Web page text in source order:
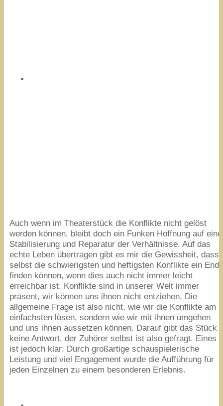
Auch wenn im Theaterstück die Konflikte nicht gelöst
werden können, bleibt doch ein Funken Hoffnung auf eine
Stabilisierung und Reparatur der Verhältnisse. Auf das
echte Leben übertragen gibt es mir die Gewissheit, dass
selbst die schwierigsten und heftigsten Konflikte ein
finden können, wenn dies auch nicht immer leicht
erreichbar ist. Konflikte sind in unserer Welt immer
präsent, wir können uns ihnen nicht entziehen. Die
allgemeine Frage ist also nicht, wie wir die Konflikte am
einfachsten lösen, sondern wie wir mit ihnen umgehen
und uns ihnen aussetzen können. Darauf gibt das Stück
keine Antwort, der Zuhörer selbst ist also gefragt. Eines
ist jedoch klar: Durch großartige schauspielerische
Leistung und viel Engagement wurde die Aufführung für
jeden Einzelnen zu einem besonderen Erlebnis.